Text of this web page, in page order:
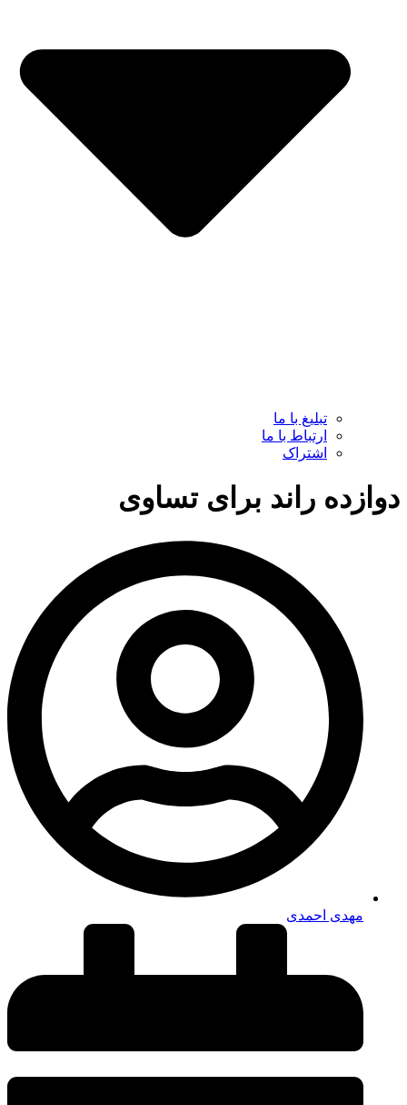
تبلیغ با ما
ارتباط با ما
اشتراک
دوازده راند برای تساوی
مهدی احمدی